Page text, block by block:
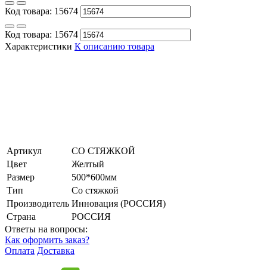
Код товара: 15674
Код товара: 15674
Характеристики К описанию товара
Артикул
СО СТЯЖКОЙ
Цвет
Желтый
Размер
500*600мм
Тип
Со стяжкой
Производитель Инновация (РОССИЯ)
Страна
РОССИЯ
Ответы на вопросы:
Как оформить заказ?
Оплата Доставка